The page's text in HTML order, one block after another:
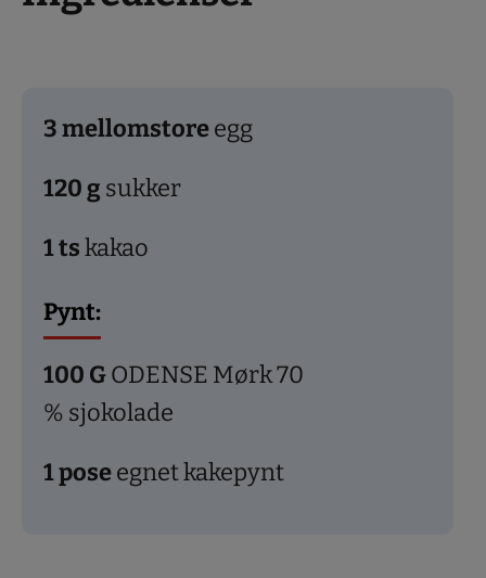
3mellomstoreegg
120g sukker
1tskakao
Pynt:
100 GODENSE Mørk 70
% sjokolade
1poseegnet kakepynt